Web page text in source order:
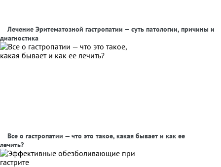
Лечение Эритематозной гастропатии — суть патологии, причины и
диагностика
Все о гастропатии — что это такое, какая бывает и как ее
лечить?